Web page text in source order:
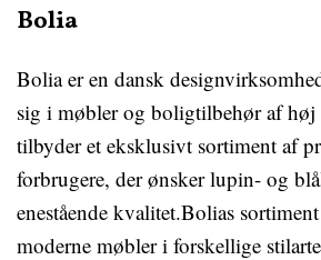
Bolia
Bolia er en dansk
sig i møbler og boligtilbehør af
tilbyder et eksklusivt sortiment af
forbrugere, der ønsker lupin- og
enestående kvalitet.Bolias
moderne møbler i forskellige